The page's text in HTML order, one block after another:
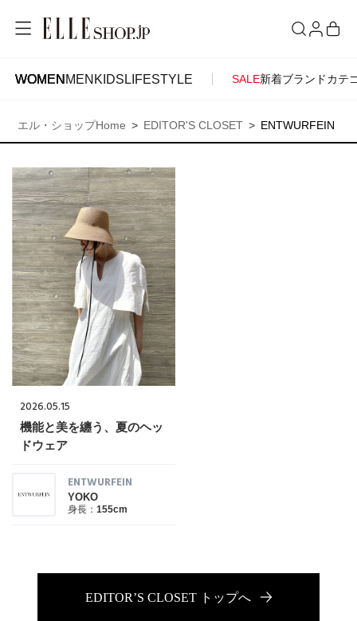
WOMEN MEN KIDS LIFESTYLE SALE新着ブランドカテ
WOMENMENKIDSLIFESTYLE
新着アイテム
再入荷アイテム
ランキング
ブランド
最旬！トレンドワード
【Tシャツ】デイリーに活躍
CATEGORY
ACCOUNT
お気に入りブランド
ご注文履歴
ポイント・クーポン
会員情報
アカウント連携
マイページ
ご利用ガイド
エル・ショップHome EDITOR'S CLOSET ENTWURFEIN
2026.05.15
機能と美を纏う、夏のヘッ
ドウェア
ENTWURFEIN
YOKO
身長： 155cm
EDITOR’S CLOSET トップへ